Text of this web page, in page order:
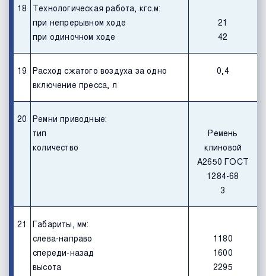
18 Технологическая работа, кгс.м:
при непрерывном ходе
при одиночном ходе
21
42
19 Расход сжатого воздуха за одно
включение пресса, л
0,4
20 Ремни приводные:
тип
количество
Ремень
клиновой
А2650 ГОСТ
1284-68
3
21
Габариты, мм:
слева-направо
спереди-назад
высота
1180
1600
2295